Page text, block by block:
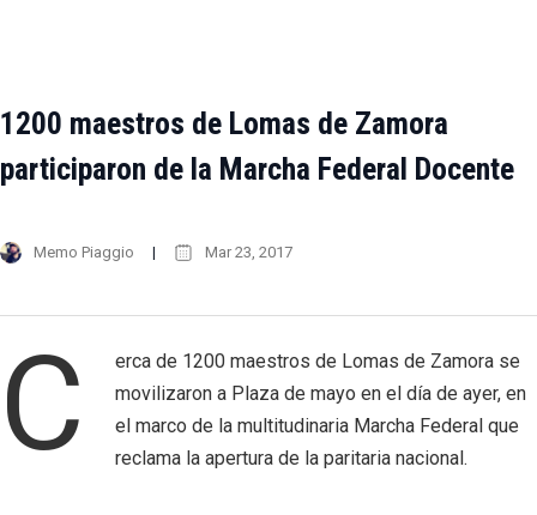
1200 maestros de Lomas de Zamora
participaron de la Marcha Federal Docente
Memo Piaggio Mar 23, 2017
C
erca de 1200 maestros de Lomas de Zamora se
movilizaron a Plaza de mayo en el día de ayer, en
el marco de la multitudinaria Marcha Federal que
reclama la apertura de la paritaria nacional.